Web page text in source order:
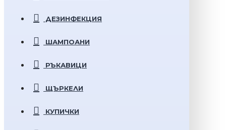
ДЕЗИНФЕКЦИЯ
ШАМПОАНИ
РЪКАВИЦИ
ЩЪРКЕЛИ
КУПИЧКИ